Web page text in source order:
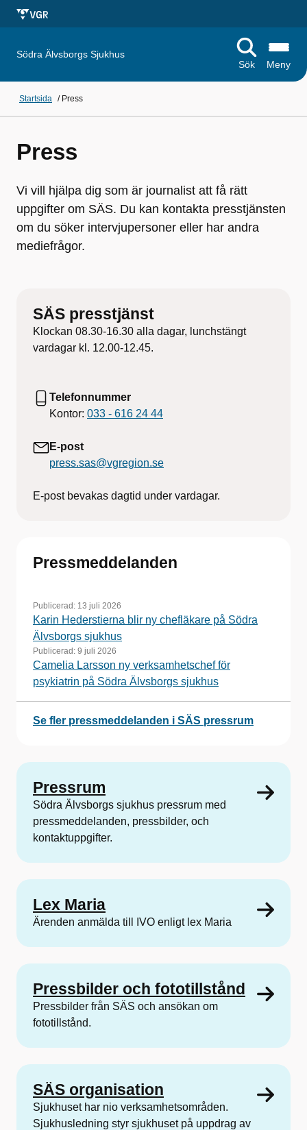
Södra Älvsborgs Sjukhus
Sök
Meny
Startsida / Press
Press
Vi vill hjälpa dig som är journalist att få rätt
uppgifter om SÄS. Du kan kontakta presstjänsten
om du söker intervjupersoner eller har andra
mediefrågor.
SÄS presstjänst
Klockan 08.30-16.30 alla dagar, lunchstängt
vardagar kl. 12.00-12.45.
Telefonnummer
Kontor: 033 - 616 24 44
E-post
press.sas@vgregion.se
E-post bevakas dagtid under vardagar.
Pressmeddelanden
Publicerad: 13 juli 2026
Karin Hederstierna blir ny chefläkare på Södra
Älvsborgs sjukhus
Publicerad: 9 juli 2026
Camelia Larsson ny verksamhetschef för
psykiatrin på Södra Älvsborgs sjukhus
Se fler pressmeddelanden i SÄS pressrum
Pressrum
Södra Älvsborgs sjukhus pressrum med
pressmeddelanden, pressbilder, och
kontaktuppgifter.
Lex Maria
Ärenden anmälda till IVO enligt lex Maria
Pressbilder och fototillstånd
Pressbilder från SÄS och ansökan om
fototillstånd.
SÄS organisation
Sjukhuset har nio verksamhetsområden.
Sjukhusledning styr sjukhuset på uppdrag av